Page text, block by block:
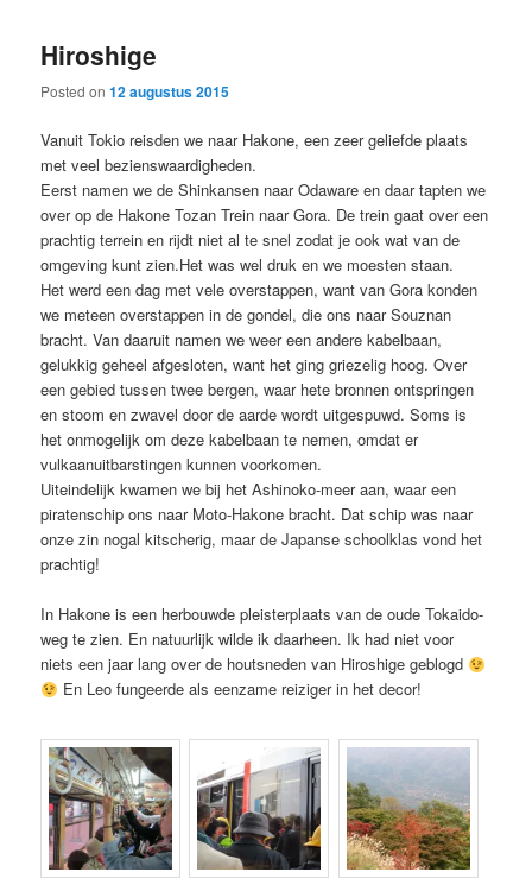
Hiroshige
Posted on12 augustus 2015
Vanuit Tokio reisden we naar Hakone, een zeer geliefde plaats
met veel bezienswaardigheden.
Eerst namen we de Shinkansen naar Odaware en daar tapten we
over op de Hakone Tozan Trein naar Gora. De trein gaat over een
prachtig terrein en rijdt niet al te snel zodat je ook wat van de
omgeving kunt zien.Het was wel druk en we moesten staan.
Het werd een dag met vele overstappen, want van Gora konden
we meteen overstappen in de gondel, die ons naar Souznan
bracht. Van daaruit namen we weer een andere kabelbaan,
gelukkig geheel afgesloten, want het ging griezelig hoog. Over
een gebied tussen twee bergen, waar hete bronnen ontspringen
en stoom en zwavel door de aarde wordt uitgespuwd. Soms is
het onmogelijk om deze kabelbaan te nemen, omdat er
vulkaanuitbarstingen kunnen voorkomen.
Uiteindelijk kwamen we bij het Ashinoko-meer aan, waar een
piratenschip ons naar Moto-Hakone bracht. Dat schip was naar
onze zin nogal kitscherig, maar de Japanse schoolklas vond het
prachtig!
In Hakone is een herbouwde pleisterplaats van de oude Tokaido-
weg te zien. En natuurlijk wilde ik daarheen. Ik had niet voor
niets een jaar lang over de houtsneden van Hiroshige geblogd
En Leo fungeerde als eenzame reiziger in het decor!